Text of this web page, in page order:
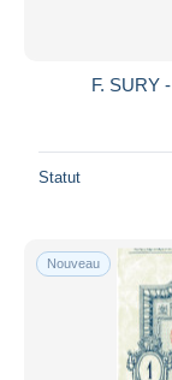
F. SURY
Statut
Nouveau